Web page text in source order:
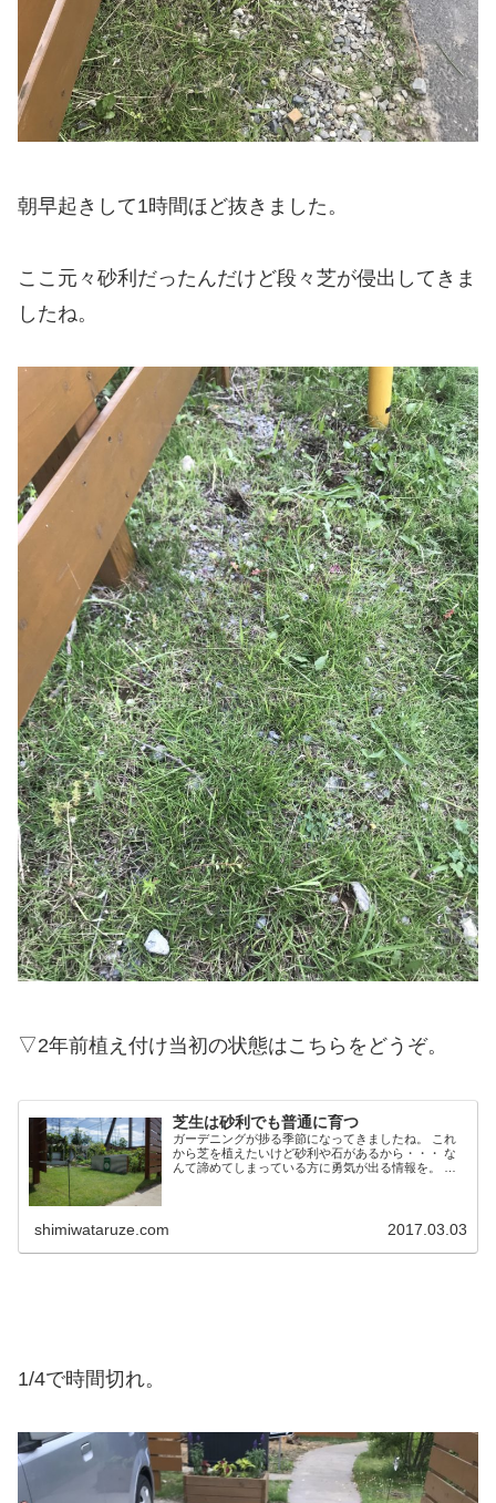
朝早起きして1時間ほど抜きました。
ここ元々砂利だったんだけど段々芝が侵出してきま
したね。
▽2年前植え付け当初の状態はこちらをどうぞ。
芝生は砂利でも普通に育つ
ガーデニングが捗る季節になってきましたね。 これ
から芝を植えたいけど砂利や石があるから・・・ な
んて諦めてしまっている方に勇気が出る情報を。 ち
shimiwataruze.com 2017.03.03
1/4で時間切れ。